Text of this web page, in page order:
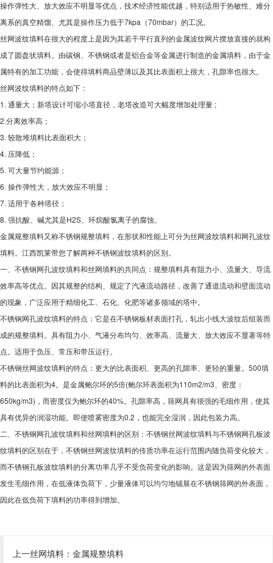
操作弹性大、放大效应不明显等优点，技术经济性能优越，特别适用于热敏性、难分
离系的真空精馏、尤其是操作压力低于7kpa（70mbar）的工况。
丝网波纹填料在很大的程度上是因为其若干平行直列的金属波纹网片摆放直接的就构
成了圆盘状填料。由碳钢、不锈钢或者是铝合金等金属进行制造的金属填料，由于金
属特有的加工功能，会使得填料商品壁薄以及其比表面积上很大，孔隙率也很大。
丝网波纹填料的特点如下：
1. 通量大；新塔设计可缩小塔直径，老塔改造可大幅度增加处理量 ;
2.分离效率高；
3. 较散堆填料比表面积大；
4. 压降低；
5. 可大量节约能源；
6. 操作弹性大，放大效应不明显；
7. 适用于各种塔径；
8. 强抗酸、碱尤其是H2S、环烷酸氯离子的腐蚀。
金属规整填料又称不锈钢规整填料，在形状和性能上可分为丝网波纹填料和网孔波纹
填料。江西凯莱带您了解两种不锈钢波纹填料的区别。
一、不锈钢网孔波纹填料和丝网填料的共同点：规整填料具有阻力小、流量大、导流
效率高等优点。因其规整的结构、规定了汽液流动路径，改善了通道流动和壁面流动
的现象，广泛应用于精细化工、石化、化肥等诸多领域的塔中。
不锈钢网孔波纹填料的特点：它是在不锈钢板材表面打孔，轧出小线大波纹后组装而
成的规整填料。具有阻力小、气液分布均匀、效率高、流量大、放大效应不显著等特
点。适用于负压、常压和带压运行。
不锈钢丝网波纹填料的特点：更大的比表面积、更高的孔隙率、更轻的重量。500填
料的比表面积为4。是金属鲍尔环的5倍(鲍尔环表面积为110m2/m3、密度：
650kg/m3)，而密度仅为鲍尔环的40%。孔隙率高，筛网具有很强的毛细作用，使其
具有优异的润湿功能。即使喷雾密度为0.2，也能完全湿润，因此包装力高。
二、不锈钢网孔波纹填料和丝网填料的区别：不锈钢丝网波纹填料与不锈钢网孔板波
纹填料的区别在于，不锈钢丝网波纹填料的传质功率在运行范围内随负荷变化较大，
而不锈钢孔板波纹填料的分离功率几乎不受负荷变化的影响。这是因为筛网的外表面
发生毛细作用，在低液体负荷下，少量液体可以均匀地铺展在不锈钢筛网的外表面，
因此在低负荷下填料的功率得到增加。
上一丝网填料： 金属规整填料